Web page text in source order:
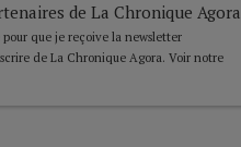
de La Chronique Agora
que je reçoive la newsletter
de La Chronique Agora. Voir notre